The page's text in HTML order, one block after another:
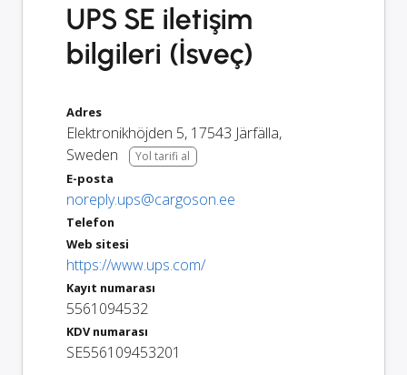
UPS SE iletişim
bilgileri (İsveç)
Adres
Elektronikhöjden 5, 17543 Järfälla,
Sweden
Yol tarifi al
E-posta
noreply.ups@cargoson.ee
Telefon
Web sitesi
https://www.ups.com/
Kayıt numarası
5561094532
KDV numarası
SE556109453201